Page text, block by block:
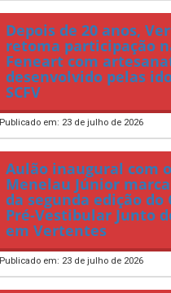
Depois de 20 anos,
retoma participação
Feneart com
desenvolvido pelas
SCFV
Publicado em: 23 de julho de 2026
Aulão inaugural com
Menelau Júnior
da segunda edição do
Pré-Vestibular Junto
em Vertentes
Publicado em: 23 de julho de 2026